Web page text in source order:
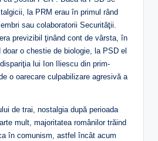
la PRM erau în primul rând
sau colaboratorii Securităţii.
previzibil ţinând cont de vârsta, în
o chestie de biologie, la PSD el
lui Ion Iliescu din prim-
o oarecare culpabilizare agresivă a
de trai, nostalgia după perioada
mult, majoritatea românilor trăind
în comunism, astfel încât acum